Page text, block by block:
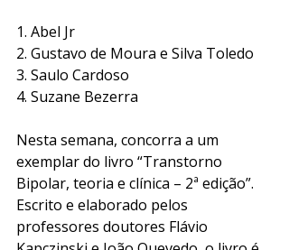
1. Abel Jr
2. Gustavo de Moura e Silva Toledo
3. Saulo Cardoso
4. Suzane Bezerra
Nesta semana, concorra a um
exemplar do livro “Transtorno
Bipolar, teoria e clínica – 2ª edição”.
Escrito e elaborado pelos
professores doutores Flávio